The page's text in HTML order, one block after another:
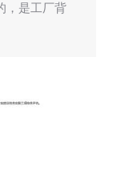
，是工厂背